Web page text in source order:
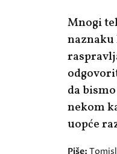
Mnogi
naznaku
da
nekom
uopće
Piše: